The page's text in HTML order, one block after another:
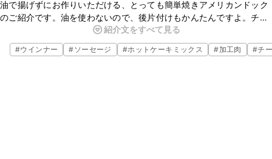
油で揚げずにお作りいただける、とっても簡単焼きアメリカンドック
のご紹介です。油を使わないので、後片付けもかんたんですよ。チー
ズがとろーりとろけてとても美味しいので、この機会に是非、作って
みて下さいね。
紹介文をすべて見る
#ウインナー #ソーセージ #ホットケーキミックス #加工肉 #チ